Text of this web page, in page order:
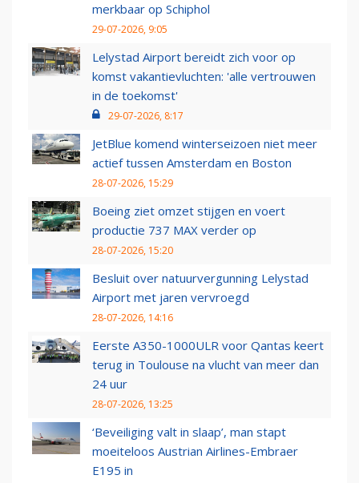
merkbaar op Schiphol
29-07-2026, 9:05
Lelystad Airport bereidt zich voor op
komst vakantievluchten: 'alle vertrouwen
in de toekomst'
29-07-2026, 8:17
JetBlue komend winterseizoen niet meer
actief tussen Amsterdam en Boston
28-07-2026, 15:29
Boeing ziet omzet stijgen en voert
productie 737 MAX verder op
28-07-2026, 15:20
Besluit over natuurvergunning Lelystad
Airport met jaren vervroegd
28-07-2026, 14:16
Eerste A350-1000ULR voor Qantas keert
terug in Toulouse na vlucht van meer dan
24 uur
28-07-2026, 13:25
‘Beveiliging valt in slaap’, man stapt
moeiteloos Austrian Airlines-Embraer
E195 in